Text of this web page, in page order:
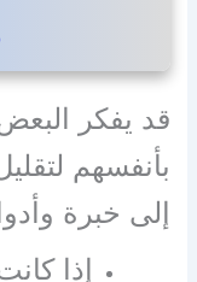
قد يفكر
بأنفسهم
إلى خبرة
إذا